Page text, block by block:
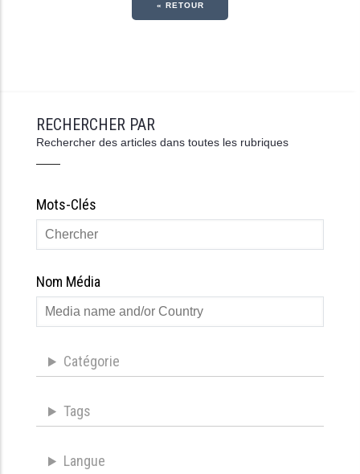
« RETOUR
RECHERCHER PAR
Rechercher des articles dans toutes les rubriques
Mots-Clés
Nom Média
Catégorie
Tags
Langue